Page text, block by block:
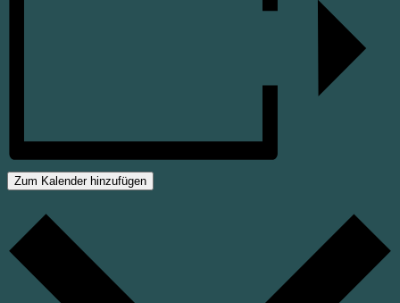
Zum Kalender hinzufügen